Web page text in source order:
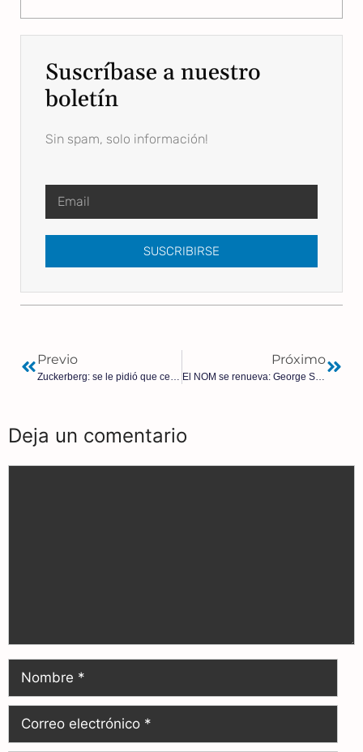
Suscríbase a nuestro
boletín
Sin spam, solo información!
SUSCRIBIRSE
Previo Próximo
El NOM se renueva: George Soros cede el control de su imperio globalista a su hijo Alexander
Deja un comentario